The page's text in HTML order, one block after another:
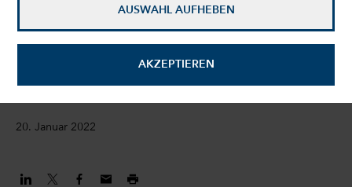
AUSWAHL AUFHEBEN
AKZEPTIEREN
Portfoliomanager
20. Januar 2022